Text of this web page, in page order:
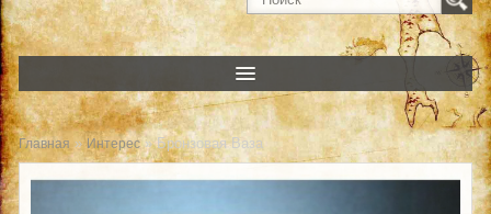
Главная » Интерес» Бронзовая Ваза